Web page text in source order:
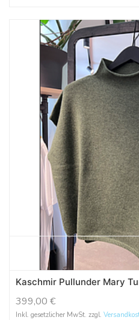
Kaschmir Pullunder Mary
399,00 €
Inkl. gesetzlicher MwSt. zzgl.